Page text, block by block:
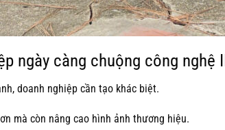
ngày càng chuộng công nghệ
doanh nghiệp cần tạo khác biệt.
mà còn nâng cao hình ảnh thương hiệu.